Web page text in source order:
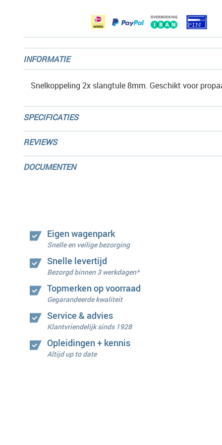
INFORMATIE
Snelkoppeling 2x slangtule 8mm. Geschikt voor
SPECIFICATIES
REVIEWS
DOCUMENTEN
Eigen wagenpark
Snelle en veilige bezorging
Snelle levertijd
Bezorgd binnen 3 werkdagen*
Topmerken op voorraad
Gegarandeerde kwaliteit
Service & advies
Klantvriendelijk sinds 1928
Opleidingen + kennis
Altijd up to date